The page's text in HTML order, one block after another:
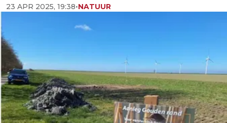
23 APR 2025, 19:38•NATUUR